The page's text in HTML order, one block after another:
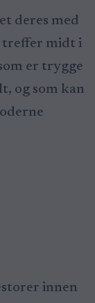
deres med
treffer midt i
er trygge
og som kan
innen